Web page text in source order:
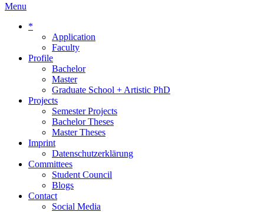
Menu
*
Application
Faculty
Profile
Bachelor
Master
Graduate School + Artistic PhD
Projects
Semester Projects
Bachelor Theses
Master Theses
Imprint
Datenschutzerklärung
Committees
Student Council
Blogs
Contact
Social Media